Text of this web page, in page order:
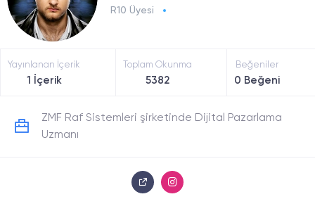
R10 Üyesi
Yayınlanan İçerik
1 İçerik
Toplam Okunma
5382
Beğeniler
0 Beğeni
ZMF Raf Sistemleri şirketinde Dijital Pazarlama
Uzmanı